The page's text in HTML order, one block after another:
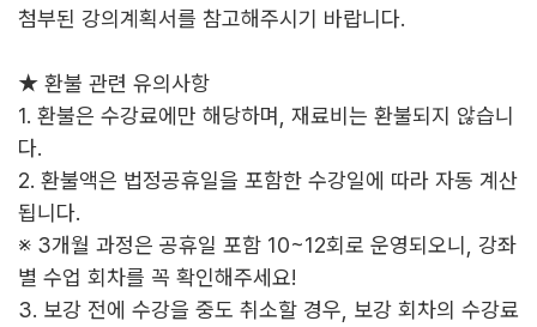
첨부된 강의계획서를 참고해주시기 바랍니다.
★ 환불 관련 유의사항
1. 환불은 수강료에만 해당하며
재료비는 환불되지 않습니
다.
2. 환불액은 법정공휴일을 포함한 수강일에 따라 자동 계산
됩니다.
※ 3개월 과정은 공휴일 포함 10~12회로 운영되오니
강좌
별 수업 회차를 꼭 확인해주세요!
3. 보강 전에 수강을 중도 취소할 경우 보강 회차의 수강료